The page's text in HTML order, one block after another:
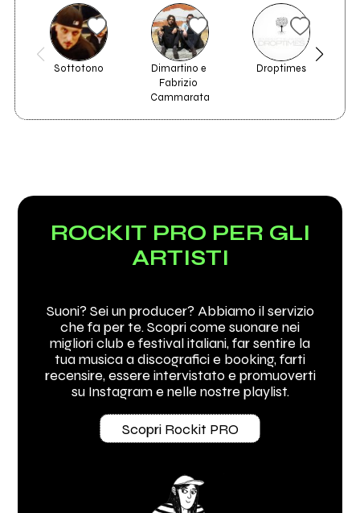
Sottotono
Dimartino e
Fabrizio
Cammarata
Droptimes
ROCKIT PRO PER GLI
ARTISTI
Suoni? Sei un producer? Abbiamo il servizio
che fa per te. Scopri come suonare nei
migliori club e festival italiani, far sentire la
tua musica a discografici e booking, farti
recensire, essere intervistato e promuoverti
su Instagram e nelle nostre playlist.
Scopri Rockit PRO